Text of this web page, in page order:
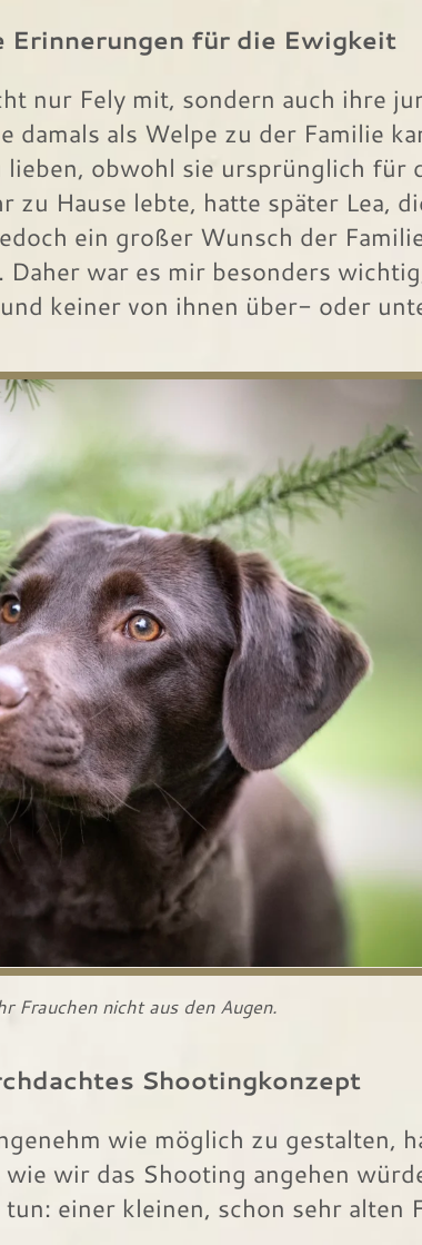
Erinnerungen für die Ewigkeit
nur Fely mit, sondern auch ihre
damals als Welpe zu der Familie
obwohl sie ursprünglich für
Hause lebte, hatte später Lea,
ein großer Wunsch der
war es mir besonders
keiner von ihnen über- oder
Frauchen nicht aus den Augen.
Shootingkonzept
wie möglich zu gestalten,
wir das Shooting angehen
einer kleinen, schon sehr alten